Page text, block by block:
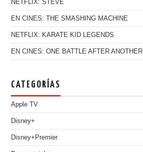
NETFLIX: STEVE
EN CINES: THE SMASHING MACHINE
NETFLIX: KARATE KID LEGENDS
EN CINES: ONE BATTLE AFTER ANOTHER
CATEGORÍAS
Apple TV
Disney+
Disney+Premier